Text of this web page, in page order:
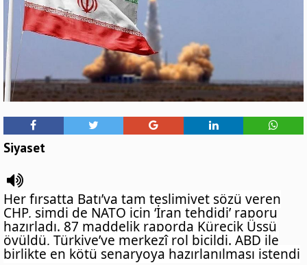
Siyaset
Her fırsatta Batı’ya tam teslimiyet sözü veren
CHP, şimdi de NATO için ‘İran tehdidi’ raporu
hazırladı. 87 maddelik raporda Kürecik Üssü
övüldü, Türkiye’ye merkezî rol biçildi. ABD ile
birlikte en kötü senaryoya hazırlanılması istendi